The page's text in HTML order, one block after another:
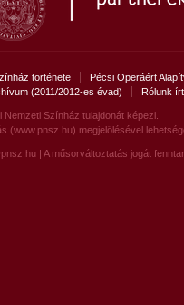
története
Pécsi Operáért
(2011/2012-es évad) Rólunk
Színház tulajdonát képezi.
(www.pnsz.hu) megjelölésével
| A műsorváltoztatás jogát